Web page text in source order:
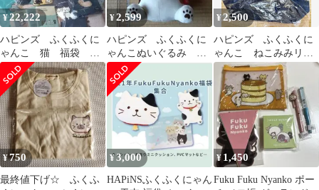
¥22,222
ハピンズ ふくふくに
ゃんこ 猫 福袋 ぬ
いぐるみ
¥2,599
ハピンズ ふくふくに
ゃんこぬいぐるみ ミ
ケランジェロ 干支う
さぎバージョン
¥2,500
ハピンズ ふくふくに
ゃんこ ねこみみリュ
ック（福袋の景品バッ
グ）
¥750
最終値下げ☆ ふくふ
¥ 3,000
HAPiNSふくふくにゃん
¥ 1,450
Fuku Fuku Nyanko ポー